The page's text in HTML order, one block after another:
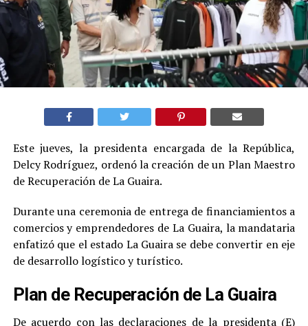
Este jueves, la presidenta encargada de la República,
Delcy Rodríguez, ordenó la creación de un Plan Maestro
de Recuperación de La Guaira.
Durante una ceremonia de entrega de financiamientos a
comercios y emprendedores de La Guaira, la mandataria
enfatizó que el estado La Guaira se debe convertir en eje
de desarrollo logístico y turístico.
Plan de Recuperación de La Guaira
De acuerdo con las declaraciones de la presidenta (E)